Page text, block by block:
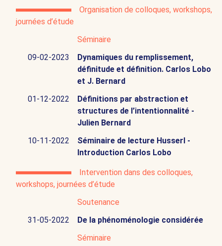
Organisation de colloques, workshops,
journées d’étude
Séminaire
09-02-2023
Dynamiques du remplissement,
définitude et définition. Carlos Lobo
et J. Bernard
01-12-2022
Définitions par abstraction et
structures de l’intentionnalité -
Julien Bernard
10-11-2022
Séminaire de lecture Husserl -
Introduction Carlos Lobo
Intervention dans des colloques,
workshops, journées d’étude
Soutenance
31-05-2022
De la phénoménologie considérée
Séminaire